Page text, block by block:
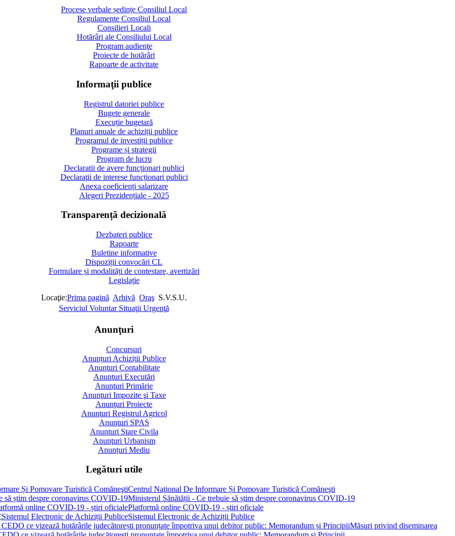
Procese verbale ședințe Consiliul Local
Regulamente Consiliul Local
Consilieri Locali
Hotărâri ale Consiliului Local
Program audienţe
Proiecte de hotărâri
Rapoarte de activitate
Informaţii publice
Registrul datoriei publice
Bugete generale
Execuție bugetară
Planuri anuale de achiziții publice
Programul de investiții publice
Programe și strategii
Program de lucru
Declaratii de avere funcționari publici
Declaraţii de interese funcționari publici
Anexa coeficienți salarizare
Alegeri Prezidențiale - 2025
Transparență decizională
Dezbateri publice
Rapoarte
Buletine informative
Dispoziții convocări CL
Formulare și modalități de contestare, avertizări
Legislație
Locaţie:Prima pagină Arhivă Oraş S.V.S.U.
Serviciul Voluntar Situaţii Urgenţă
Anunţuri
Concursuri
Anunțuri Achiziții Publice
Anunţuri Contabilitate
Anunţuri Executări
Anunţuri Primărie
Anunţuri Impozite şi Taxe
Anunţuri Proiecte
Anunţuri Registrul Agricol
Anunţuri SPAS
Anunturi Stare Civila
Anunţuri Urbanism
Anunțuri Mediu
Legături utile
Centrul Naţional De Informare Și Pomovare Turistică Comăneşti
Ministerul Sănătății - Ce trebuie să știm despre coronavirus COVID-19
Platformă online COVID-19 - știri oficiale
Sistemul Electronic de Achiziții Publice
Măsuri privind diseminarea